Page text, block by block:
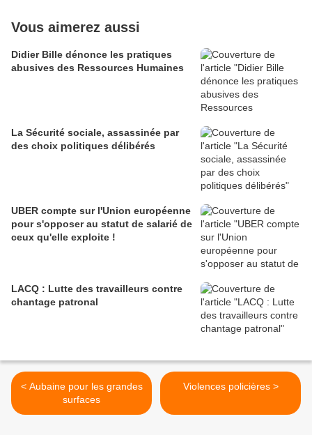
Vous aimerez aussi
Didier Bille dénonce les pratiques
abusives des Ressources Humaines
La Sécurité sociale, assassinée par
des choix politiques délibérés
UBER compte sur l'Union européenne
pour s'opposer au statut de salarié de
ceux qu'elle exploite !
LACQ : Lutte des travailleurs contre
chantage patronal
< Aubaine pour les grandes
surfaces
Violences policières >